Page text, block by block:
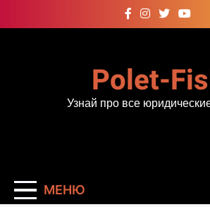
к
Polet-
Узнай про все
МЕНЮ